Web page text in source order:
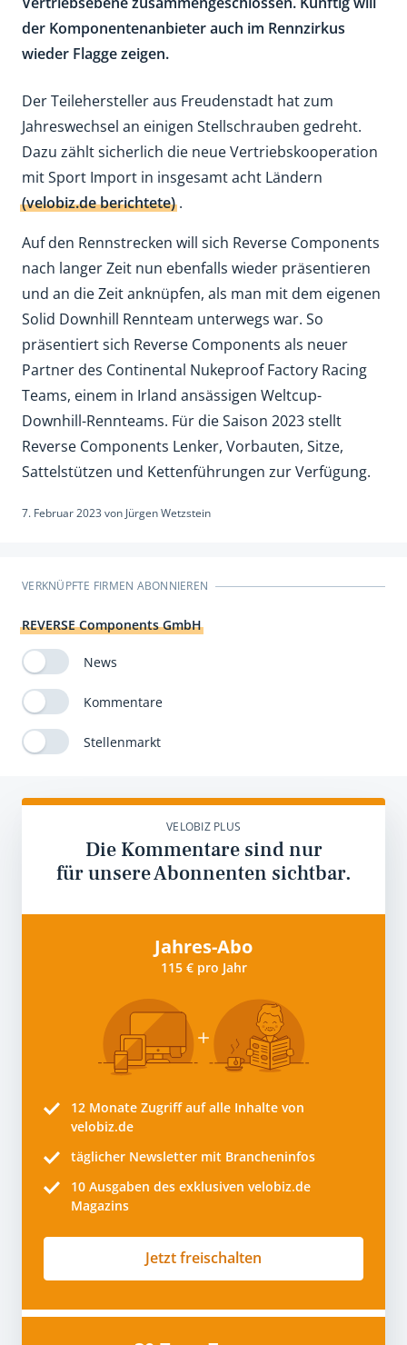
der Komponentenanbieter auch im Rennzirkus
wieder Flagge zeigen.
Der Teilehersteller aus Freudenstadt hat zum
Jahreswechsel an einigen Stellschrauben gedreht.
Dazu zählt sicherlich die neue Vertriebskooperation
mit Sport Import in insgesamt acht Ländern
(velobiz.de berichtete).
Auf den Rennstrecken will sich Reverse Components
nach langer Zeit nun ebenfalls wieder präsentieren
und an die Zeit anknüpfen, als man mit dem eigenen
Solid Downhill Rennteam unterwegs war. So
präsentiert sich Reverse Components als neuer
Partner des Continental Nukeproof Factory Racing
Teams, einem in Irland ansässigen Weltcup-
Downhill-Rennteams. Für die Saison 2023 stellt
Reverse Components Lenker, Vorbauten, Sitze,
Sattelstützen und Kettenführungen zur Verfügung.
7. Februar 2023 von Jürgen Wetzstein
VERKNÜPFTE FIRMEN ABONNIEREN
REVERSE Components GmbH
News
Kommentare
Stellenmarkt
VELOBIZ PLUS
Die Kommentare sind nur
für unsere Abonnenten sichtbar.
Jahres-Abo
115 € pro Jahr
12 Monate Zugriff auf alle Inhalte von
velobiz.de
täglicher Newsletter mit Brancheninfos
10 Ausgaben des exklusiven velobiz.de
Magazins
Jetzt freischalten